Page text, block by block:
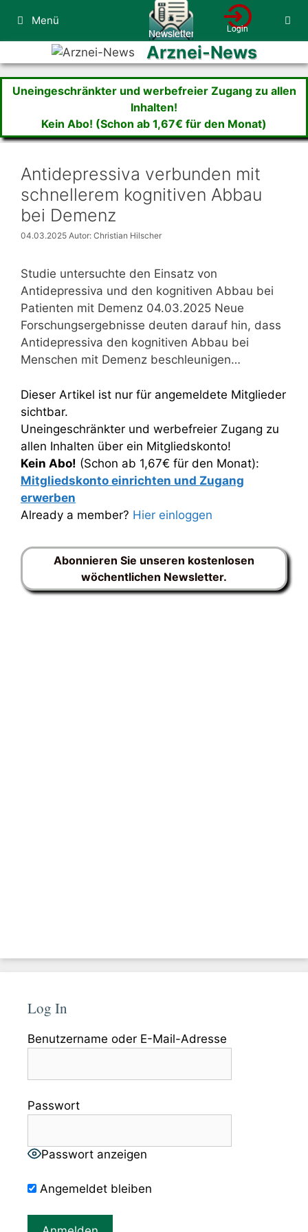
Inhalt
springen
Menü
Arznei-News
Uneingeschränkter und werbefreier Zugang zu allen
Inhalten!
Kein Abo! (Schon ab 1,67€ für den Monat)
Antidepressiva verbunden mit
schnellerem kognitiven Abbau
bei Demenz
04.03.2025 Autor: Christian Hilscher
Studie untersuchte den Einsatz von
Antidepressiva und den kognitiven Abbau bei
Patienten mit Demenz 04.03.2025 Neue
Forschungsergebnisse deuten darauf hin, dass
Antidepressiva den kognitiven Abbau bei
Menschen mit Demenz beschleunigen…
Dieser Artikel ist nur für angemeldete Mitglieder
sichtbar.
Uneingeschränkter und werbefreier Zugang zu
allen Inhalten über ein Mitgliedskonto!
Kein Abo! (Schon ab 1,67€ für den Monat):
Mitgliedskonto einrichten und Zugang
erwerben
Already a member? Hier einloggen
Abonnieren Sie unseren kostenlosen
wöchentlichen Newsletter.
Log In
Benutzername oder E-Mail-Adresse
Passwort
Passwort anzeigen
Angemeldet bleiben